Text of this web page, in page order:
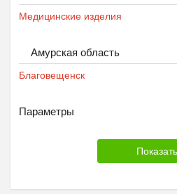
Медицинские изделия
Амурская область
Благовещенск
Параметры